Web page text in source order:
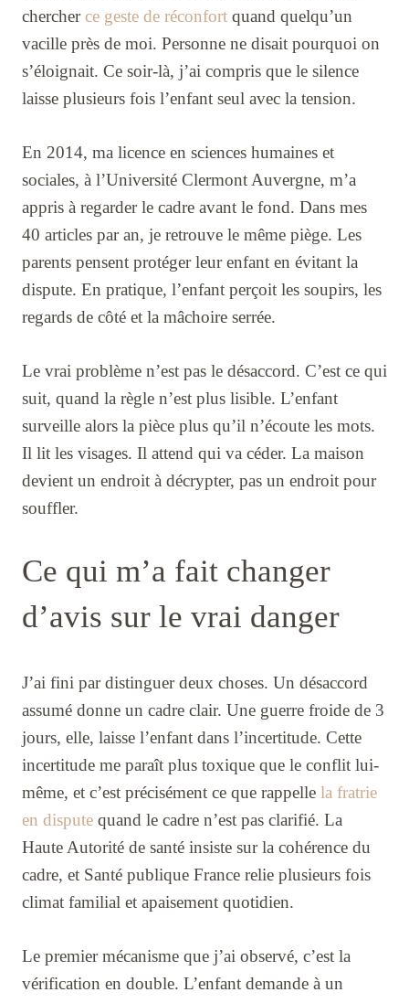
chercherce geste de réconfort quand quelqu’un
vacille près de moi. Personne ne disait pourquoi on
s’éloignait. Ce soir-là, j’ai compris que le silence
laisse plusieurs fois l’enfant seul avec la tension.
En 2014, ma licence en sciences humaines et
sociales, à l’Université Clermont Auvergne, m’a
appris à regarder le cadre avant le fond. Dans mes
40 articles par an, je retrouve le même piège. Les
parents pensent protéger leur enfant en évitant la
dispute. En pratique, l’enfant perçoit les soupirs, les
regards de côté et la mâchoire serrée.
Le vrai problème n’est pas le désaccord. C’est ce qui
suit, quand la règle n’est plus lisible. L’enfant
surveille alors la pièce plus qu’il n’écoute les mots.
Il lit les visages. Il attend qui va céder. La maison
devient un endroit à décrypter, pas un endroit pour
souffler.
Ce qui m’a fait changer
d’avis sur le vrai danger
J’ai fini par distinguer deux choses. Un désaccord
assumé donne un cadre clair. Une guerre froide de 3
jours, elle, laisse l’enfant dans l’incertitude. Cette
incertitude me paraît plus toxique que le conflit lui-
même, et c’est précisément ce que rappelle la fratrie
en dispute quand le cadre n’est pas clarifié. La
Haute Autorité de santé insiste sur la cohérence du
cadre, et Santé publique France relie plusieurs fois
climat familial et apaisement quotidien.
Le premier mécanisme que j’ai observé, c’est la
vérification en double. L’enfant demande à un